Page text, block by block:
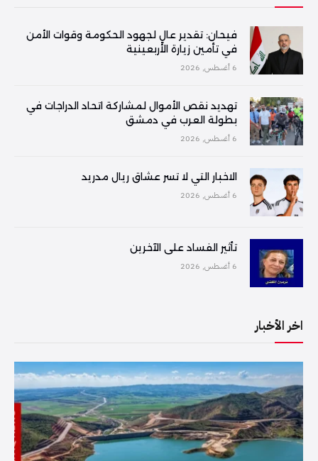
فیحان: تقدير عالٍ لجهود الحكومة وقوات الأمن
في تأمين زيارة الأربعينية
6 أغسطس, 2026
تهديد نقص الأموال لمشاركة اتحاد الدراجات في
بطولة العرب في دمشق
6 أغسطس, 2026
الاخبار التي لا تسر عشاق ريال مدريد
6 أغسطس, 2026
تأثير الفساد على الآخرين
6 أغسطس, 2026
اخر الأخبار